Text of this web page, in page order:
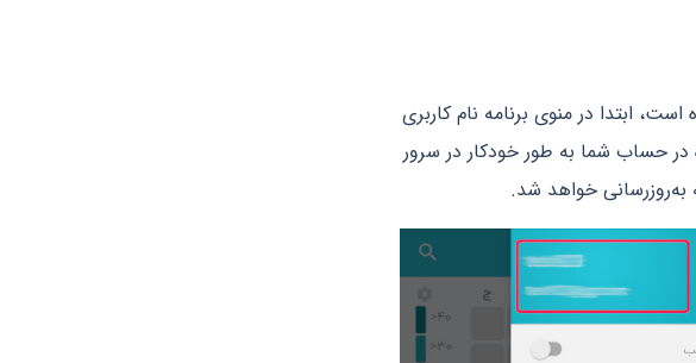
ابتدا در منوی برنامه نام کاربری
حساب شما به طور خودکار در سرور
خواهد شد.